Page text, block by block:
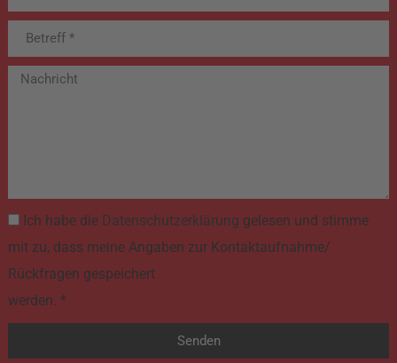
Ich habe die Datenschutzerklärung gelesen und stimme
mit zu, dass meine Angaben zur Kontaktaufnahme/
Rückfragen gespeichert
werden. *
Senden